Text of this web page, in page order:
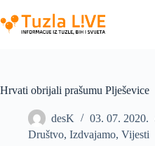
to
content
Hrvati obrijali prašumu Plješevice
desK
03. 07. 2020.
Društvo, Izdvajamo, Vijesti